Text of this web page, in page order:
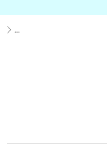
erfahren
…